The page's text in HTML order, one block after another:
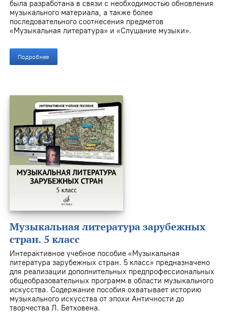
была разработана в связи с необходимостью обновления
музыкального материала, а также более
последовательного соотнесения предметов
«Музыкальная литература» и «Слушание музыки».
Подробнее
Музыкальная литература зарубежных
стран. 5 класс
Интерактивное учебное пособие «Музыкальная
литература зарубежных стран. 5 класс» предназначено
для реализации дополнительных предпрофессиональных
общеобразовательных программ в области музыкального
искусства. Содержание пособия охватывает историю
музыкального искусства от эпохи Античности до
творчества Л. Бетховена.